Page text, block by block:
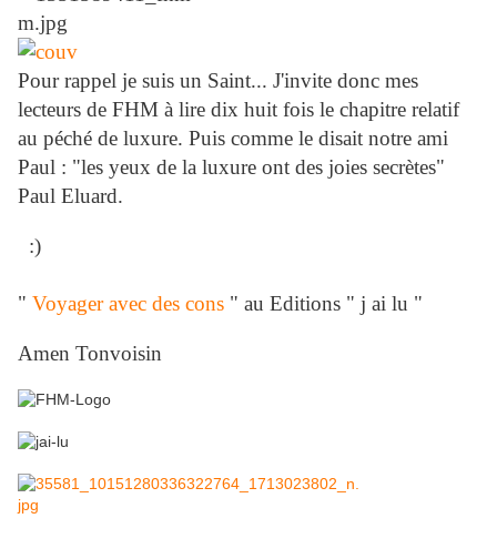
Pour rappel je suis un Saint... J'invite donc mes
lecteurs de FHM à lire dix huit fois le chapitre relatif
au péché de luxure. Puis comme le disait notre ami
Paul : "les yeux de la luxure ont des joies secrètes"
Paul Eluard.
:)
" Voyager avec des cons " au Editions " j ai lu "
Amen Tonvoisin